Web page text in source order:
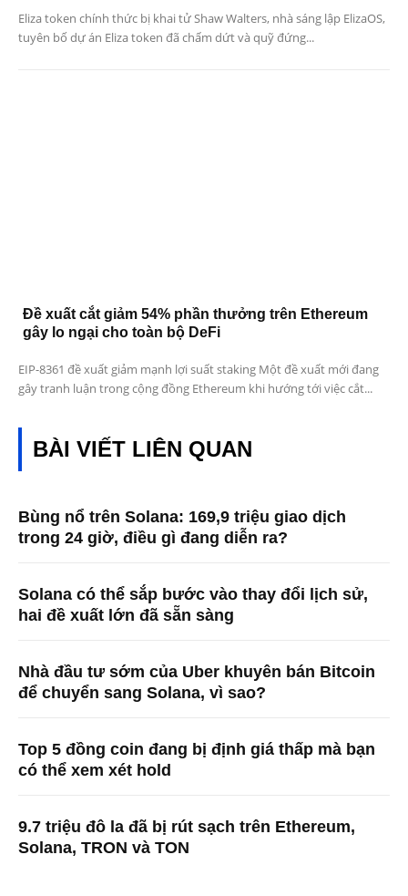
Eliza token chính thức bị khai tử Shaw Walters, nhà sáng lập ElizaOS,
tuyên bố dự án Eliza token đã chấm dứt và quỹ đứng...
Đề xuất cắt giảm 54% phần thưởng trên Ethereum
gây lo ngại cho toàn bộ DeFi
EIP-8361 đề xuất giảm mạnh lợi suất staking Một đề xuất mới đang
gây tranh luận trong cộng đồng Ethereum khi hướng tới việc cắt...
BÀI VIẾT LIÊN QUAN
Bùng nổ trên Solana: 169,9 triệu giao dịch
trong 24 giờ, điều gì đang diễn ra?
Solana có thể sắp bước vào thay đổi lịch sử,
hai đề xuất lớn đã sẵn sàng
Nhà đầu tư sớm của Uber khuyên bán Bitcoin
để chuyển sang Solana, vì sao?
Top 5 đồng coin đang bị định giá thấp mà bạn
có thể xem xét hold
9.7 triệu đô la đã bị rút sạch trên Ethereum,
Solana, TRON và TON